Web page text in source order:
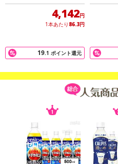
※予約商品は決済手段ごとに定め
了することがございます。ご了
4,142円
1本あたり 86.3円
19.1 ポイント還元